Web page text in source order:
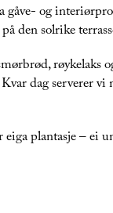
og
den solrike
røykelaks
dag serverer
plantasje – ei